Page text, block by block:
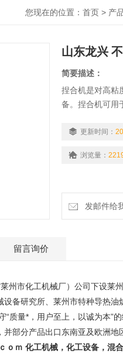
您现在的位置： 首页 > 产
山东龙兴
简要描述：
捏合机是对高粘
备。捏合机可用
是以42转每分
更新时间：
浏览量：
发邮件给
留言询价
州市化工机械厂）公司下设莱
备研究所、莱州市特种导热
质量*，用户至上，以诚为本”
部分产品出口东南亚及欧洲地
ｏｍ 化工机械，化工设备，混